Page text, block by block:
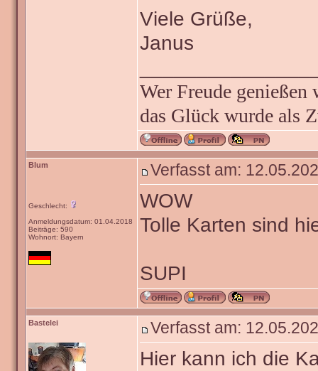
Viele Grüße,
Janus
Wer Freude
das Glück wurde als
Blum
Geschlecht:
Anmeldungsdatum: 01.04.2018
Beiträge: 590
Wohnort: Bayern
Verfasst am:
WOW
Tolle Karten sind
SUPI
Bastelei Verfasst am:
Hier kann ich die